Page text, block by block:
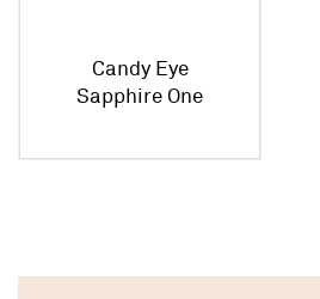
Candy Eye
Sapphire One